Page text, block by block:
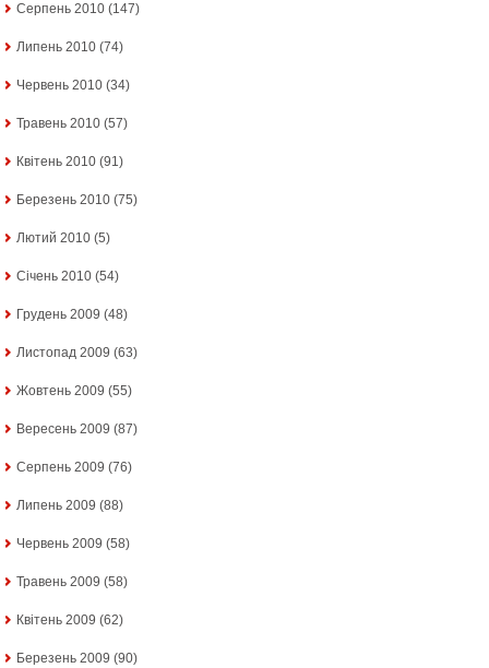
Серпень 2010 (147)
Липень 2010 (74)
Червень 2010 (34)
Травень 2010 (57)
Квітень 2010 (91)
Березень 2010 (75)
Лютий 2010 (5)
Січень 2010 (54)
Грудень 2009 (48)
Листопад 2009 (63)
Жовтень 2009 (55)
Вересень 2009 (87)
Серпень 2009 (76)
Липень 2009 (88)
Червень 2009 (58)
Травень 2009 (58)
Квітень 2009 (62)
Березень 2009 (90)